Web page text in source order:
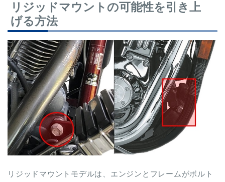
リジッドマウントの可能性を引き上
げる方法
リジッドマウントモデルは、エンジンとフレームがボルト